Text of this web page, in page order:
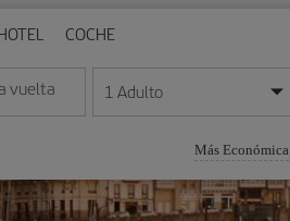
COCHE
mes/año
vuelta
la fecha en formato día/mes/año
1 Adulto
Más Económica